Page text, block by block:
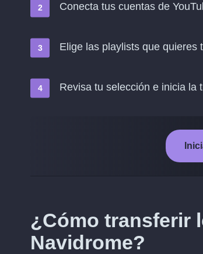
Conecta tus cuentas de
Elige las playlists que quieres
Revisa tu selección e inicia la
¿Cómo transferir
Navidrome?